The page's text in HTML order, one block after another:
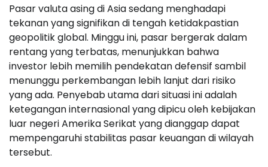
Pasar valuta asing di Asia sedang menghadapi
tekanan yang signifikan di tengah ketidakpastian
geopolitik global. Minggu ini, pasar bergerak dalam
rentang yang terbatas, menunjukkan bahwa
investor lebih memilih pendekatan defensif sambil
menunggu perkembangan lebih lanjut dari risiko
yang ada. Penyebab utama dari situasi ini adalah
ketegangan internasional yang dipicu oleh kebijakan
luar negeri Amerika Serikat yang dianggap dapat
mempengaruhi stabilitas pasar keuangan di wilayah
tersebut.